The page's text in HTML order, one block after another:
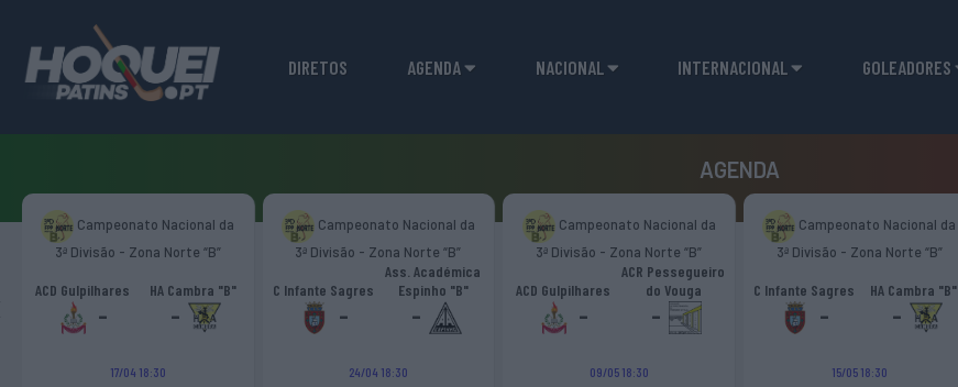
DIRETOS AGENDA NACIONAL INTERNACIONAL GOLEADORES
AGENDA
Campeonato Nacional da
3ª Divisão - Zona Norte “B”
ACD Gulpilhares
-
HA Cambra "B"
-
17/04 18:30
Campeonato Nacional da
3ª Divisão - Zona Norte “B”
C Infante Sagres
-
Ass. Académica
Espinho "B"
-
24/04 18:30
Campeonato Nacional da
3ª Divisão - Zona Norte “B”
ACD Gulpilhares
-
ACR Pessegueiro
do Vouga
-
09/05 18:30
Campeonato Nacional da
3ª Divisão - Zona Norte “B”
C Infante Sagres
-
HA Cambra "B"
-
15/05 18:30